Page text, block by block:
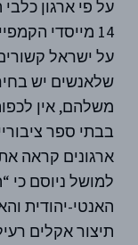
14 מייסדי
על ישראל
שלאנשים יש
משלהם, אין
ארגונים קראה
למושל ניוסם כי
האנטי-יהודית
תיצור אקלים